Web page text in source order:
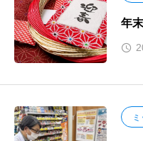
年